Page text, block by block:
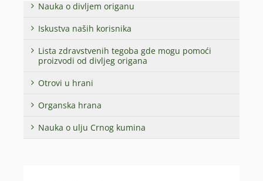
Nauka o divljem origanu
Iskustva naših korisnika
Lista zdravstvenih tegoba gde mogu pomoći
proizvodi od divljeg origana
Otrovi u hrani
Organska hrana
Nauka o ulju Crnog kumina